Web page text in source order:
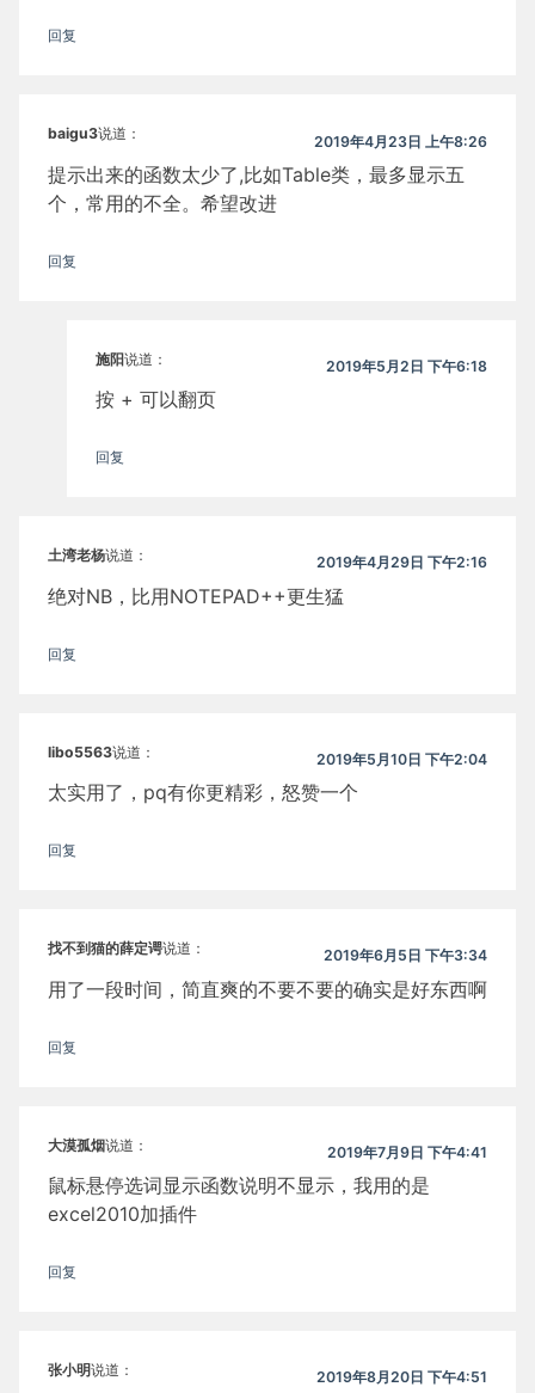
回复
baigu3说道： 2019年4月23日 上午8:26
提示出来的函数太少了,比如Table类，最多显示五
个，常用的不全。希望改进
回复
施阳说道： 2019年5月2日 下午6:18
按 + 可以翻页
回复
土湾老杨说道： 2019年4月29日 下午2:16
绝对NB，比用NOTEPAD++更生猛
回复
libo5563说道： 2019年5月10日 下午2:04
太实用了，pq有你更精彩，怒赞一个
回复
找不到猫的薛定谔说道： 2019年6月5日 下午3:34
用了一段时间，简直爽的不要不要的确实是好东西啊
回复
大漠孤烟说道： 2019年7月9日 下午4:41
鼠标悬停选词显示函数说明不显示，我用的是
excel2010加插件
回复
张小明说道： 2019年8月20日 下午4:51